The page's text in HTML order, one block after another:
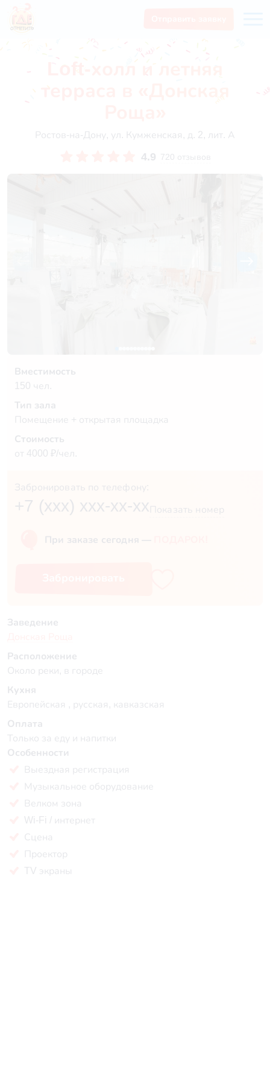
Loft-холл и летняя
терраса в «Донская
Ростов-на-Дону, ул. Кумженская, д. 2, лит. А
4.9 720 отзывов
Вместимость
150 чел.
Тип зала
Помещение + открытая площадка
Стоимость
от 4000 ₽/чел.
Забронировать по телефону:
+7 (xxx) xxx-xx-xx Показать номер
При заказе сегодня —
Заведение
Расположение
Около реки, в городе
Кухня
Европейская , русская, кавказская
Оплата
Только за еду и напитки
Особенности
Выездная регистрация
Музыкальное оборудование
Велком зона
Wi-Fi / интернет
Сцена
Проектор
TV экраны